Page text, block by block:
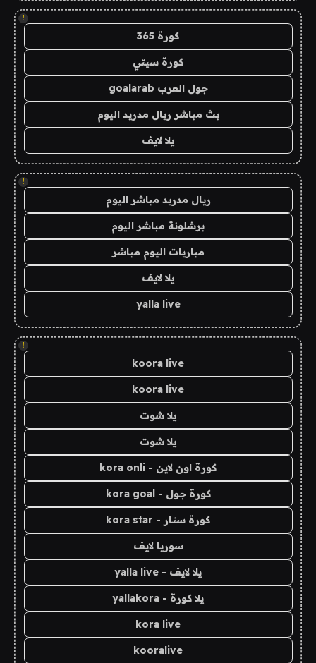
!
كورة 365
كورة سيتي
جول العرب goalarab
بث مباشر ريال مدريد اليوم
يلا لايف
!
ريال مدريد مباشر اليوم
برشلونة مباشر اليوم
مباريات اليوم مباشر
يلا لايف
yalla live
!
koora live
koora live
يلا شوت
يلا شوت
كورة اون لاين - kora onli
كورة جول - kora goal
كورة ستار - kora star
سوريا لايف
يلا لايف - yalla live
يلا كورة - yallakora
kora live
kooralive